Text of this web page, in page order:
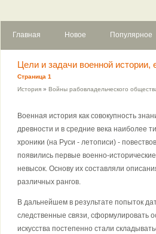
Главная Новое Популярное
Цели и задачи военной истории,
Страница 1
История » Войны рабовладельческого
Военная история как совокупность
древности и в средние века наиболее
хроники (на Руси - летописи) -
появились первые военно-
невысок. Основу их составляли
различных рангов.
В дальнейшем в результате попыток
следственные связи, сформулировать
искусства постепенно стали